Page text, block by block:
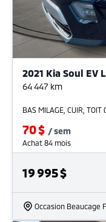
2021 Kia Soul EV
64 447 km
BAS MILAGE, CUIR, TOIT
70$ /sem
Achat 84 mois
19 995$
Occasion Beaucage